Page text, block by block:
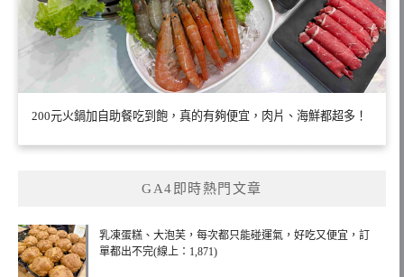
200元火鍋加自助餐吃到飽，真的有夠便宜，肉片、海鮮都超多！
GA4即時熱門文章
乳凍蛋糕、大泡芙，每次都只能碰運氣，好吃又便宜，訂
單都出不完(線上：1,871)